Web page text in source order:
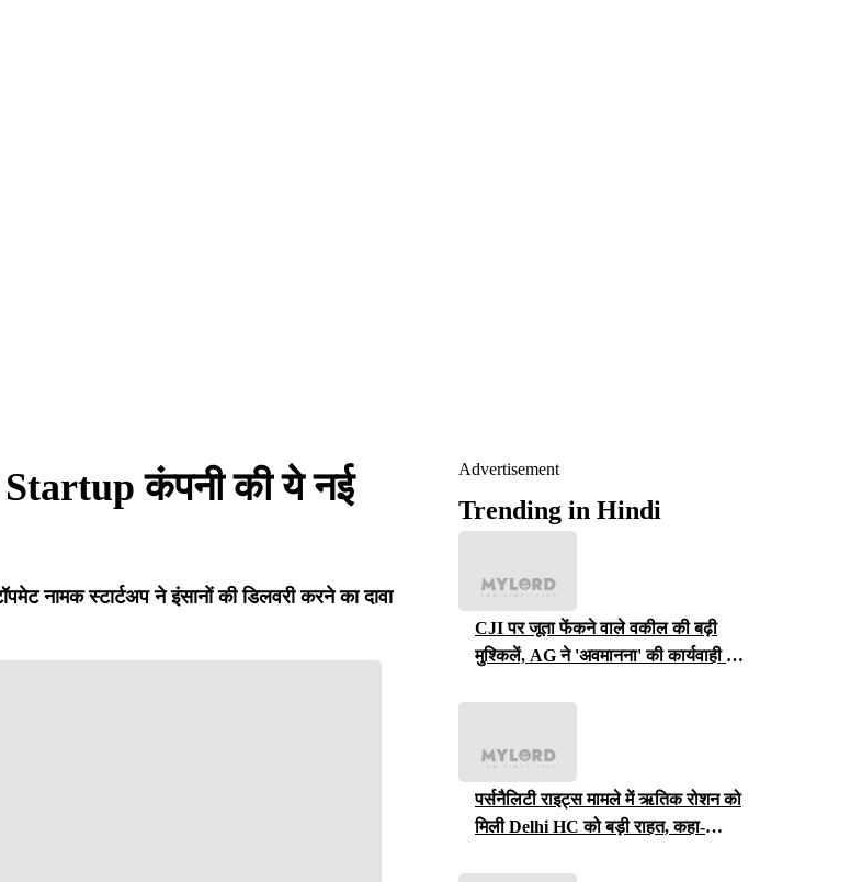
Startup कंपनी की ये नई
नामक स्टार्टअप ने इंसानों की डिलवरी करने का दावा
Advertisement
Trending in Hindi
CJI पर जूता फेंकने वाले वकील की बढ़ी
मुश्किलें, AG ने 'अवमानना' की कार्यवाही शुरू
पर्सनैलिटी राइट्स मामले में ऋतिक रोशन को
मिली Delhi HC को बड़ी राहत, कहा-